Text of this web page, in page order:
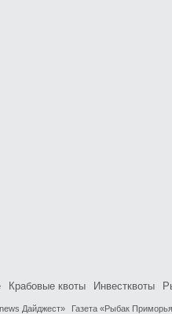
Крабовые квоты Инвестквоты
Дайджест»
Газета «Рыбак